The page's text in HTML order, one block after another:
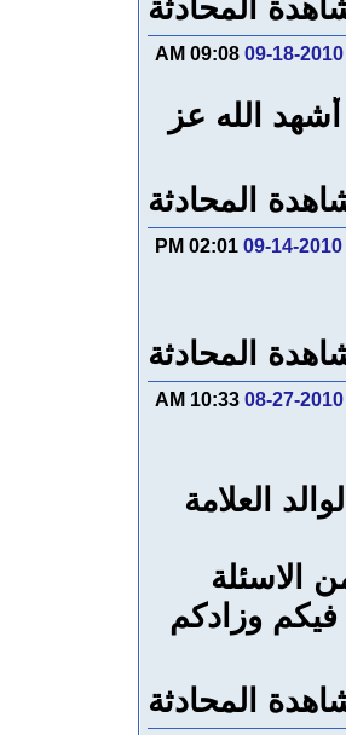
المحادثة
09-18-2010
09:08 AM
الله عز
المحادثة
09-14-2010
02:01 PM
المحادثة
08-27-2010
10:33 AM
العلامة
الاسئلة
فيكم وزادكم
المحادثة